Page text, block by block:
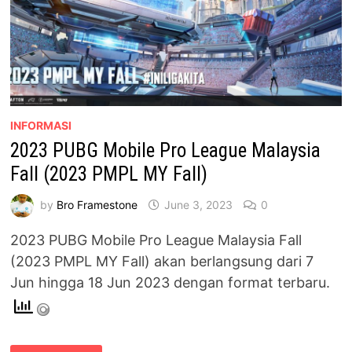
INFORMASI
2023 PUBG Mobile Pro League Malaysia
Fall (2023 PMPL MY Fall)
by Bro Framestone June 3, 2023 0
2023 PUBG Mobile Pro League Malaysia Fall
(2023 PMPL MY Fall) akan berlangsung dari 7
Jun hingga 18 Jun 2023 dengan format terbaru.